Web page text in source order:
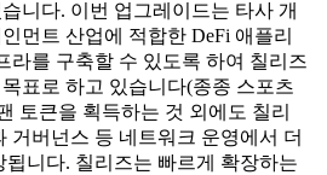
니다. 이번 업그레이드는 타사 개
먼트 산업에 적합한 DeFi 애플리
라를 구축할 수 있도록 하여 칠리즈
표로 하고 있습니다(종종 스포츠
토큰을 획득하는 것 외에도 칠리
거버넌스 등 네트워크 운영에서 더
니다. 칠리즈는 빠르게 확장하는